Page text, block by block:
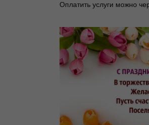
Оплатить услуги можно